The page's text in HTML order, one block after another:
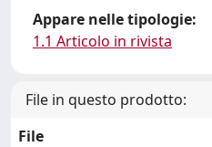
Appare nelle tipologie:
1.1 Articolo in rivista
File in questo prodotto:
File